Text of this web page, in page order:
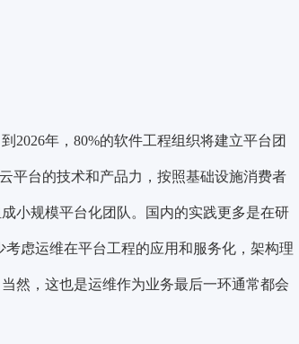
2026年，80%的软件工程组织将建立平台团
平台的技术和产品力 ，按照基础设施消费者
小规模平台化团队。 国内的实践更多是在研
考虑运维在平台工程的应用和服务化，架构理
然，这也是运维作为业务最后一环通常都会